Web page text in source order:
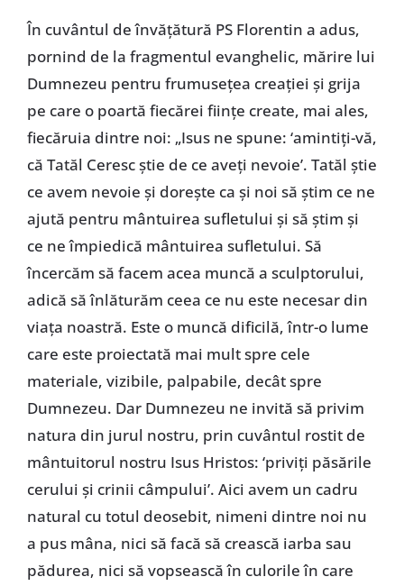
În cuvântul de învăţătură PS Florentin a adus,
pornind de la fragmentul evanghelic, mărire lui
Dumnezeu pentru frumuseţea creaţiei şi grija
pe care o poartă fiecărei fiinţe create, mai ales,
fiecăruia dintre noi: „Isus ne spune: ‘amintiţi-vă,
că Tatăl Ceresc ştie de ce aveţi nevoie’. Tatăl ştie
ce avem nevoie şi doreşte ca şi noi să ştim ce ne
ajută pentru mântuirea sufletului şi să ştim şi
ce ne împiedică mântuirea sufletului. Să
încercăm să facem acea muncă a sculptorului,
adică să înlăturăm ceea ce nu este necesar din
viaţa noastră. Este o muncă dificilă, într-o lume
care este proiectată mai mult spre cele
materiale, vizibile, palpabile, decât spre
Dumnezeu. Dar Dumnezeu ne invită să privim
natura din jurul nostru, prin cuvântul rostit de
mântuitorul nostru Isus Hristos: ‘priviţi păsările
cerului şi crinii câmpului’. Aici avem un cadru
natural cu totul deosebit, nimeni dintre noi nu
a pus mâna, nici să facă să crească iarba sau
pădurea, nici să vopsească în culorile în care